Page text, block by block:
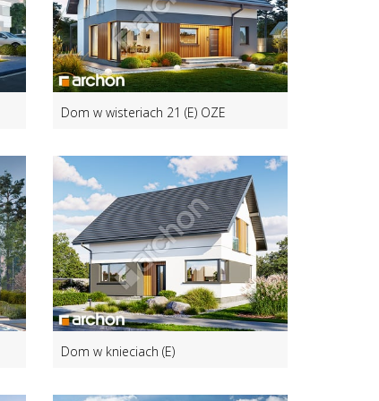
Dom w wisteriach 21 (E) OZE
Dom w knieciach (E)